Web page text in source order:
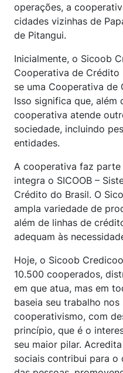
operações, a
cidades vizinhas de
de Pitangui.
Inicialmente, o Sicoob
Cooperativa de Crédito
se uma Cooperativa de
Isso significa que, além
cooperativa atende
sociedade, incluindo
entidades.
A cooperativa faz parte
integra o SICOOB –
Crédito do Brasil. O
ampla variedade de
além de linhas de
adequam às
Hoje, o Sicoob
10.500 cooperados,
em que atua, mas em
baseia seu trabalho
cooperativismo, com
princípio, que é o
seu maior pilar.
sociais contribui para o